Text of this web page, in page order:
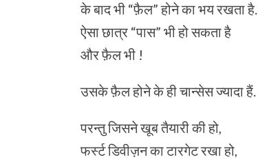
के बाद भी “फ़ैल” होने का भय रखता है.
ऐसा छात्र “पास” भी हो सकता है
और फ़ैल भी !
उसके फ़ैल होने के ही चान्सेस ज्यादा हैं.
परन्तु जिसने खूब तैयारी की हो,
फर्स्ट डिवीज़न का टारगेट रखा हो,